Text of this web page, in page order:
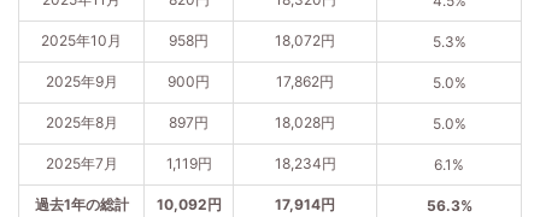
2025年10月 958円 18,072円 5.3%
2025年9月 900円 17,862円 5.0%
2025年8月 897円 18,028円 5.0%
2025年7月 1,119円 18,234円 6.1%
過去1年の総計 10,092円 17,914円 56.3%